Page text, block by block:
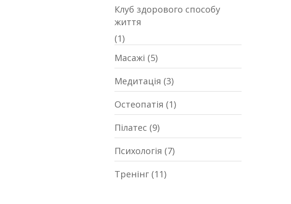
Клуб здорового способу
життя
(1)
Масажі (5)
Медитація (3)
Остеопатія (1)
Пілатес (9)
Психологія (7)
Тренінг(11)